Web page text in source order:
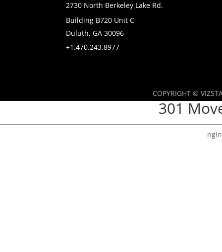
2730 North Berkeley Lake Rd.
Building B720 Unit C
Duluth, GA 30096
+1.470.243.8977
COPYRIGHT ©
301